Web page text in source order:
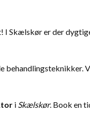
I Skælskør er der
behandlingsteknikker.
i Skælskør. Book en